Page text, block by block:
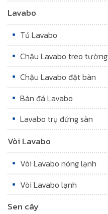
Lavabo
Tủ Lavabo
Chậu Lavabo treo tường
Chậu Lavabo đặt bàn
Bàn đá Lavabo
Lavabo trụ đứng sàn
Vòi Lavabo
Vòi Lavabo nóng lạnh
Vòi Lavabo lạnh
Sen cây